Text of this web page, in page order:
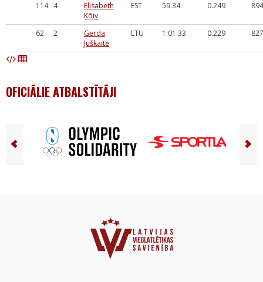
114 4
Elisabeth
Kõiv
EST 59.34 0.249 894
62 2
Gerda
Juškaitė
LTU 1:01.33 0.229 827
OFICIĀLIE ATBALSTĪTĀJI